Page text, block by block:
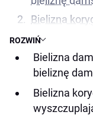
ROZWIŃ
Bielizna
Bielizna
rozpali
Sklep z
rynku
Bielizna
bieliznę
Bielizna